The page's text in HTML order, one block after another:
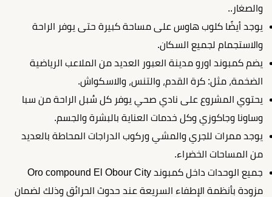
والصغار..
يوجد أيضًا كلوب هاوس على مساحة كبيرة حتى يوفر الراحة
والاستجمام لجميع السكان.
يضم كمبوند اورو مدينة العبور العديد من الملاعب الرياضية
الضخمة، مثل: كرة القدم، والتنس، والاسكواش.
يحتوي المشروع على نادي صحي يوفر كل سُبل الراحة من سبا
وساونا وجاكوزي وكل خدمات العناية بالبشرة والجسم.
يوجد ممرات للجري والمشي وركوب الدراجات المحاطة بالعديد
من المساحات الخضراء.
جميع الوحدات داخل كمبوند Oro compound El Obour City
مزودة بأنظمة الإطفاء السريعة عند حدوث الحرائق وذلك لضمان